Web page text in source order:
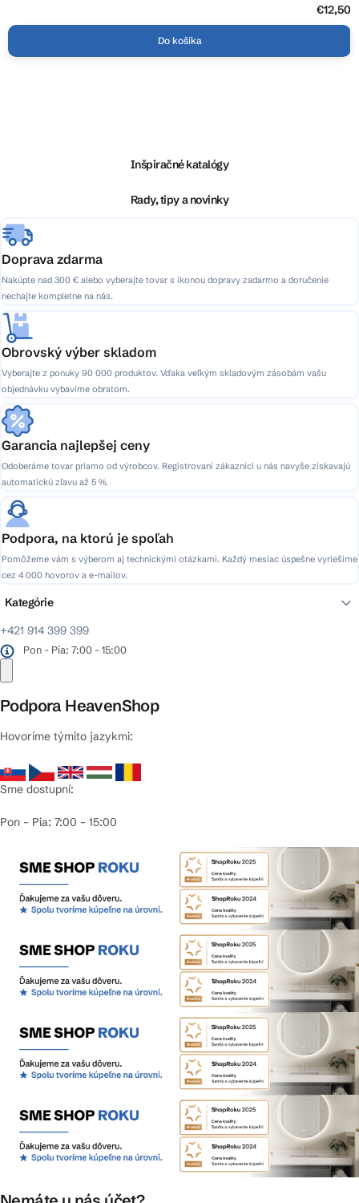
€12,50
Do košíka
e
Inšpiračné katalógy
Rady, tipy a novinky
Doprava zdarma
Nakúpte nad 300 € alebo vyberajte tovar s ikonou dopravy zadarmo a doručenie
nechajte kompletne na nás.
Obrovský výber skladom
Vyberajte z ponuky 90 000 produktov. Vďaka veľkým skladovým zásobám vašu
objednávku vybavíme obratom.
Garancia najlepšej ceny
Odoberáme tovar priamo od výrobcov. Registrovaní zákazníci u nás navyše získavajú
automatickú zľavu až 5 %.
Podpora, na ktorú je spoľah
Pomôžeme vám s výberom aj technickými otázkami. Každý mesiac úspešne vyriešime
cez 4 000 hovorov a e-mailov.
+421 914 399 399
Pon - Pia: 7:00 - 15:00
Podpora HeavenShop
Hovoríme týmito jazykmi:
Sme dostupní:
Pon – Pia: 7:00 – 15:00
Kategórie